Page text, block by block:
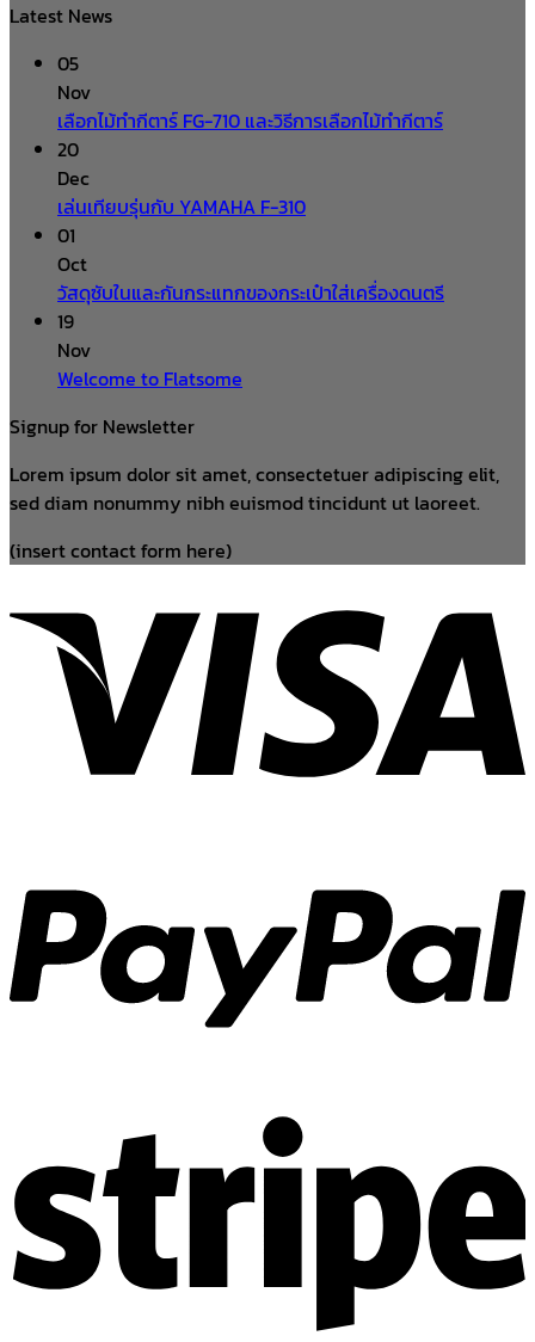
Latest News
05
Nov
เลือกไม้ทำกีตาร์ FG-710 และวิธีการเลือกไม้ทำกีตาร์
20
Dec
เล่นเทียบรุ่นกับ YAMAHA F-310
01
Oct
วัสดุซับในและกันกระแทกของกระเป๋าใส่เครื่องดนตรี
19
Nov
Welcome to Flatsome
Signup for Newsletter
Lorem ipsum dolor sit amet, consectetuer adipiscing elit,
sed diam nonummy nibh euismod tincidunt ut laoreet.
(insert contact form here)